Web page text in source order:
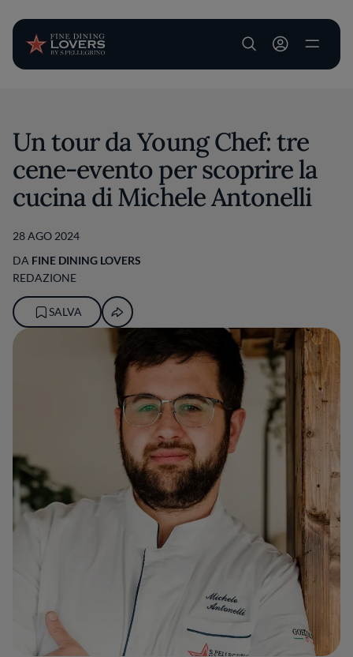
User account
Un tour da Young Chef: tre
cene-evento per scoprire la
cucina di Michele Antonelli
28 AGO 2024
DA FINE DINING LOVERS
REDAZIONE
SALVA